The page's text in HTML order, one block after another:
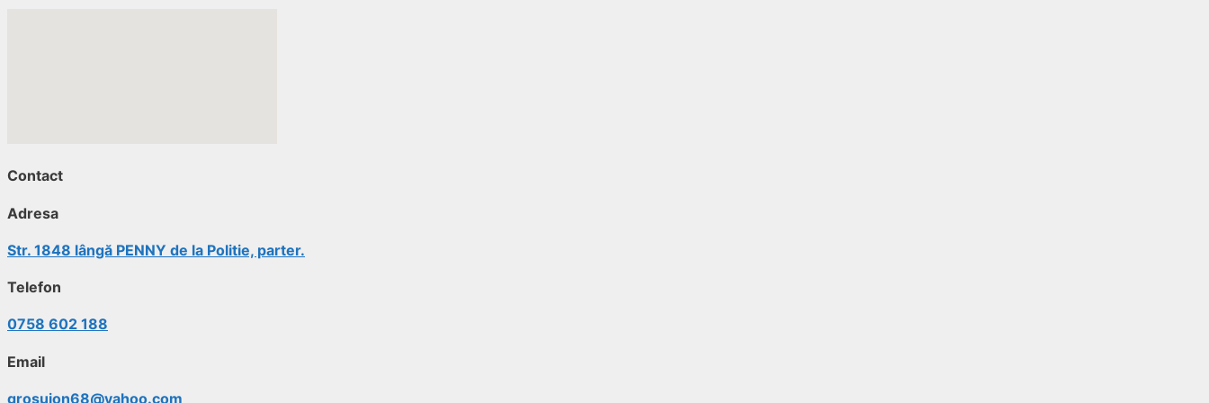
Contact
Adresa
Str. 1848 lângă PENNY de la Politie, parter.
Telefon
0758 602 188
Email
grosuion68@yahoo.com